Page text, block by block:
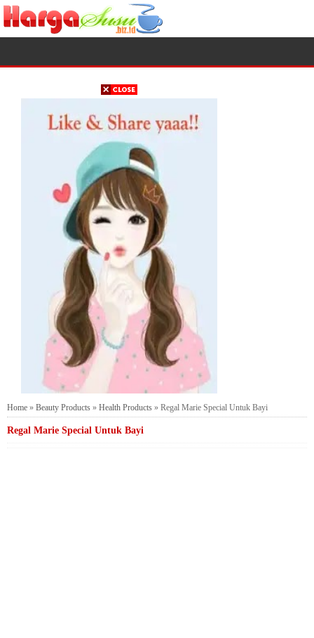
Home » Beauty Products » Health Products » Regal Marie Special Untuk Bayi
Regal Marie Special Untuk Bayi